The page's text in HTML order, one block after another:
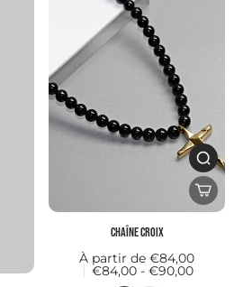
Chaîne CROIX
À partir de €84,00
€84,00 - €90,00